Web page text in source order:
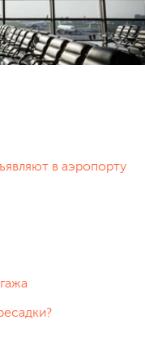
в аэропорту